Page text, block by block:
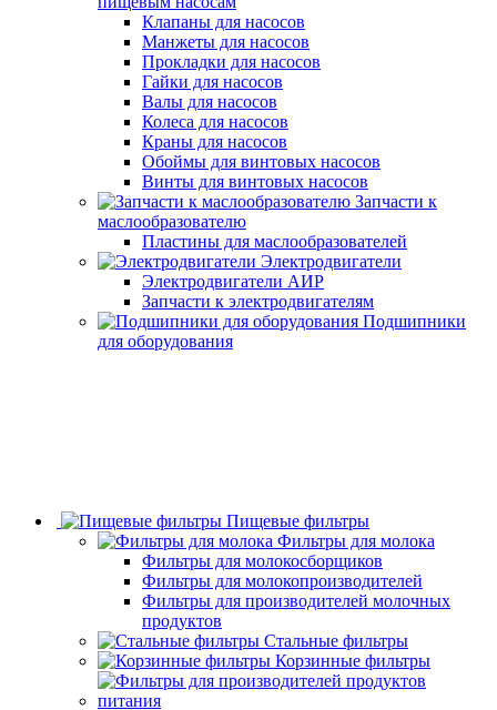
Клапаны для насосов
Манжеты для насосов
Прокладки для насосов
Гайки для насосов
Валы для насосов
Колеса для насосов
Краны для насосов
Обоймы для винтовых насосов
Винты для винтовых насосов
Запчасти к
маслообразователю
Пластины для маслообразователей
Электродвигатели
Электродвигатели АИР
Запчасти к электродвигателям
Подшипники
для оборудования
Пищевые фильтры
Фильтры для молока
Фильтры для молокосборщиков
Фильтры для молокопроизводителей
Фильтры для производителей молочных
продуктов
Стальные фильтры
Корзинные фильтры